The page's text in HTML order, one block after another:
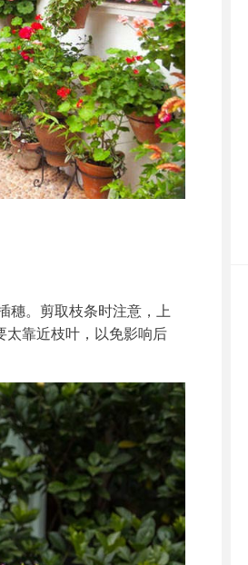
穗。剪取枝条时注意，上
太靠近枝叶，以免影响后